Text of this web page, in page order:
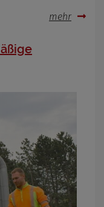
mehr